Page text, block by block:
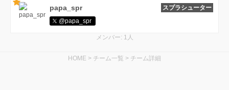
papa_spr
スプラシューター
@papa_spr
メンバー: 1人
HOME > チーム一覧 > チーム詳細